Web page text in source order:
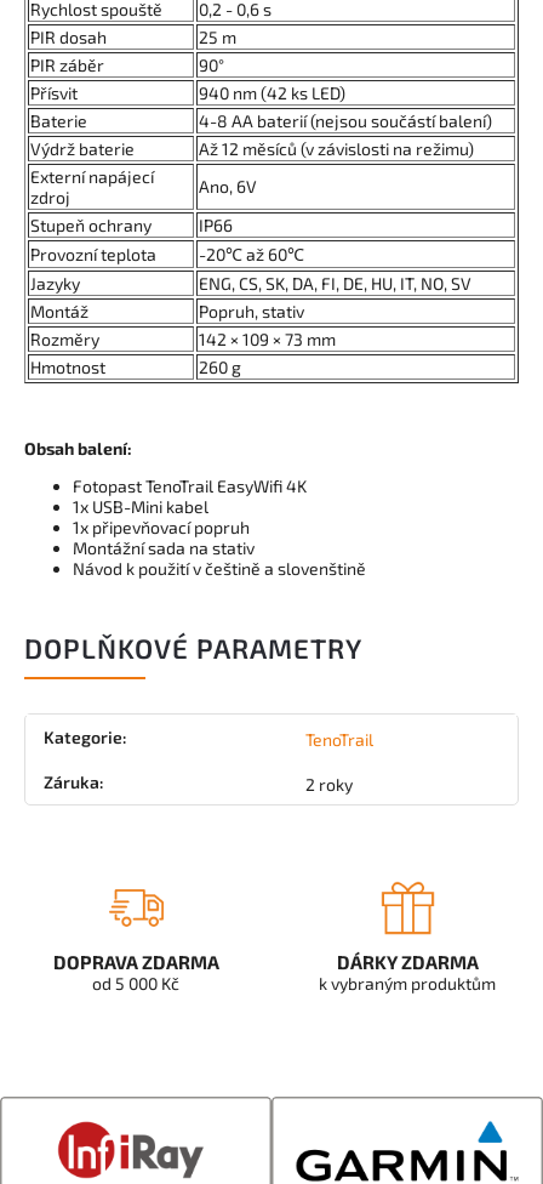
Rychlost spouště
0,2 - 0,6 s
PIR dosah
25 m
PIR záběr
90°
Přísvit
940 nm (42 ks LED)
Baterie
4-8 AA baterií (nejsou součástí balení)
Výdrž baterie
Až 12 měsíců (v závislosti na režimu)
Externí napájecí
zdroj
Ano, 6V
Stupeň ochrany
IP66
Provozní teplota
-20℃ až 60℃
Jazyky
ENG, CS, SK, DA, FI, DE, HU, IT, NO, SV
Montáž
Popruh, stativ
Rozměry
142 × 109 × 73 mm
Hmotnost
260 g
Obsahbalení:
Fotopast TenoTrail EasyWifi 4K
1x USB-Mini kabel
1x připevňovací popruh
Montážní sada na stativ
Návod k použití v češtině a slovenštině
DOPLŇKOVÉ PARAMETRY
Kategorie: TenoTrail
Záruka: 2 roky
DOPRAVA ZDARMA
od 5 000 Kč
DÁRKY ZDARMA
k vybraným produktům